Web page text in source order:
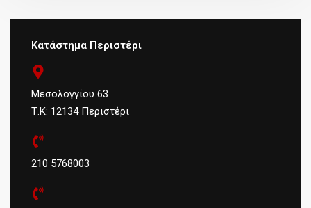
Κατάστημα Περιστέρι
Μεσολογγίου 63
Τ.Κ: 12134 Περιστέρι
210 5768003